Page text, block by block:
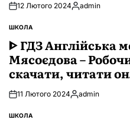
12 Лютого 2024Опубліковано
admin
ОПУБЛІКУВАТИ
У
ШКОЛА
ᐈ ГДЗ Англійська
Мясоєдова –
скачати, читати
11 Лютого 2024Опубліковано
admin
ОПУБЛІКУВАТИ
ШКОЛА